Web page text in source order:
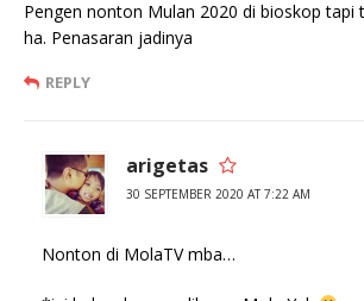
Pengen nonton Mulan 2020 di bioskop tapi
ha. Penasaran jadinya
REPLY
arigetas
30 SEPTEMBER 2020 AT 7:22 AM
Nonton di MolaTV mba…